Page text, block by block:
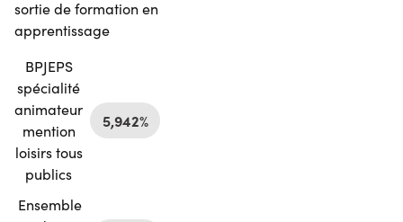
sortie de formation en
apprentissage
BPJEPS
spécialité
animateur
mention
loisirs tous
publics
5,942%
Ensemble